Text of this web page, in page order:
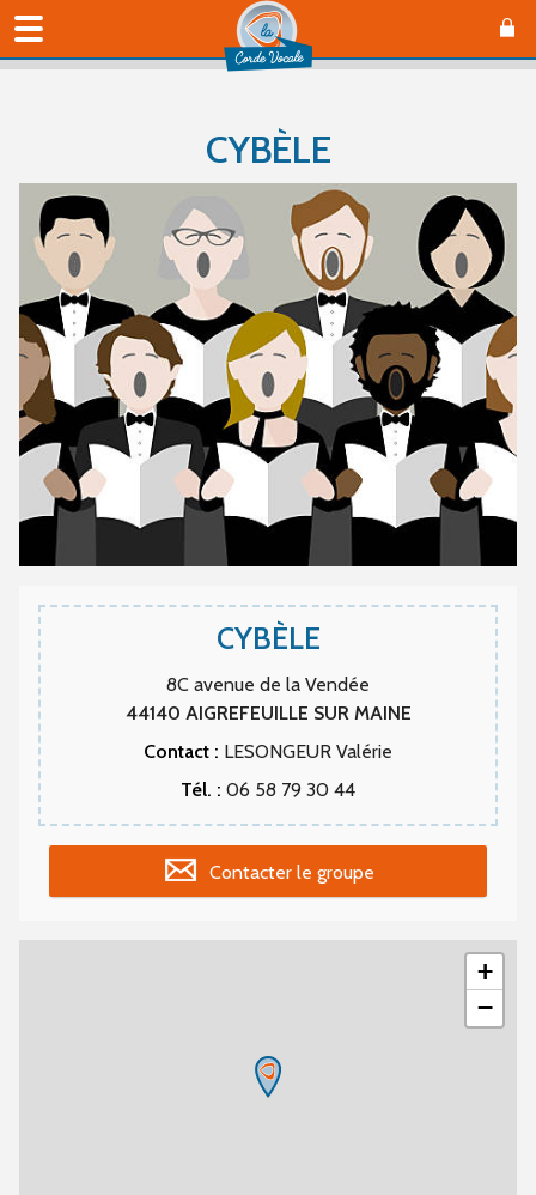
CYBÈLE
CYBÈLE
8C avenue de la Vendée
44140 AIGREFEUILLE SUR MAINE
Contact : LESONGEUR Valérie
Tél. : 06 58 79 30 44
Contacter le groupe
+
−